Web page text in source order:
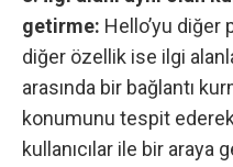
getirme: Hello’yu diğer
diğer özellik ise ilgi
arasında bir bağlantı
konumunu tespit
kullanıcılar ile bir araya